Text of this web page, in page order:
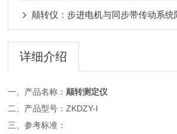
颠转仪：步进电机与同步带传动系统
详细介绍
一、产品名称：颠转测定仪
二、产品型号：ZKDZY-I
三、参考标准：